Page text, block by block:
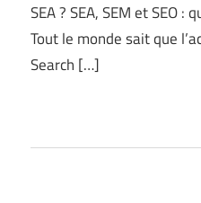
SEA ? SEA, SEM et SEO
Tout le monde sait que
Search […]